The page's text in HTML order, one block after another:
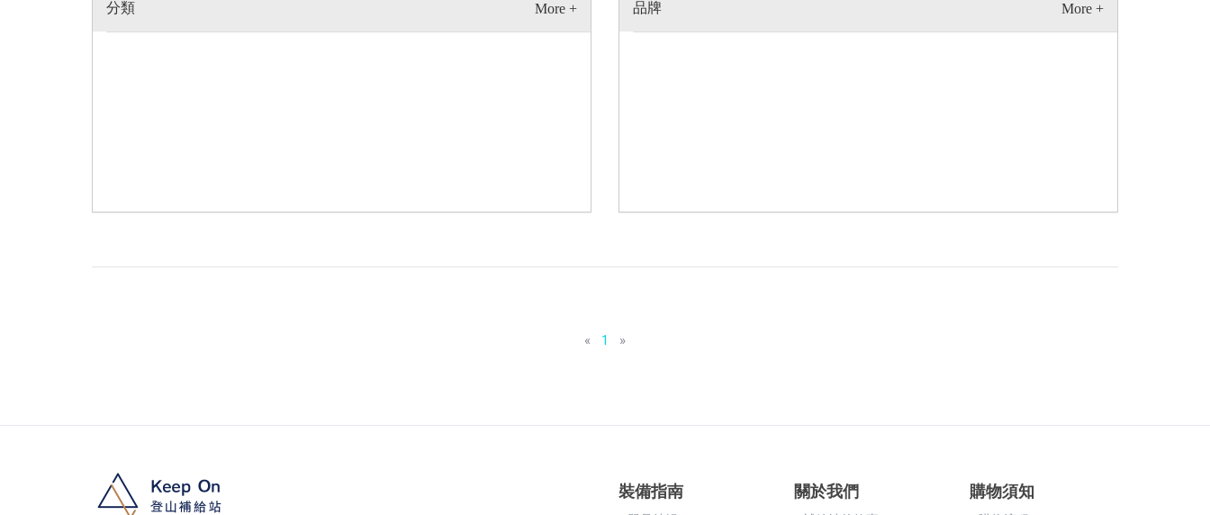
分類 品牌
« 1 »
裝備指南 關於我們 購物須知